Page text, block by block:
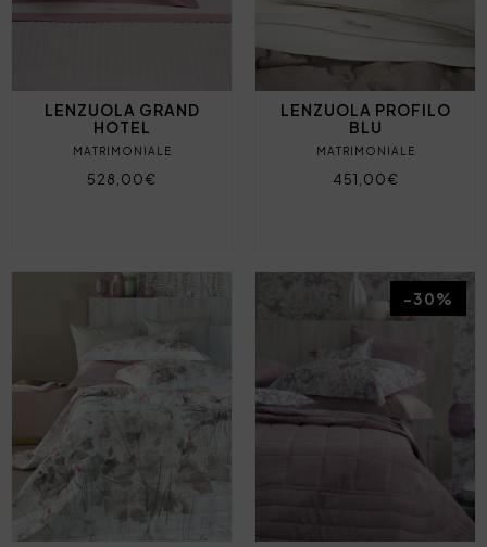
LENZUOLA GRAND
HOTEL
MATRIMONIALE
528,00€
LENZUOLA PROFILO
BLU
MATRIMONIALE
451,00€
-30%